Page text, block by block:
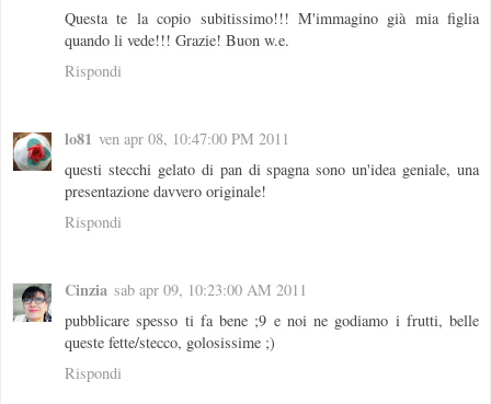
Questa te la copio subitissimo!!! M'immagino già mia figlia
quando li vede!!! Grazie! Buon w.e.
Rispondi
lo81 ven apr 08, 10:47:00 PM 2011
questi stecchi gelato di pan di spagna sono un'idea geniale, una
presentazione davvero originale!
Rispondi
Cinzia sab apr 09, 10:23:00 AM 2011
pubblicare spesso ti fa bene ;9 e noi ne godiamo i frutti, belle
queste fette/stecco, golosissime ;)
Rispondi